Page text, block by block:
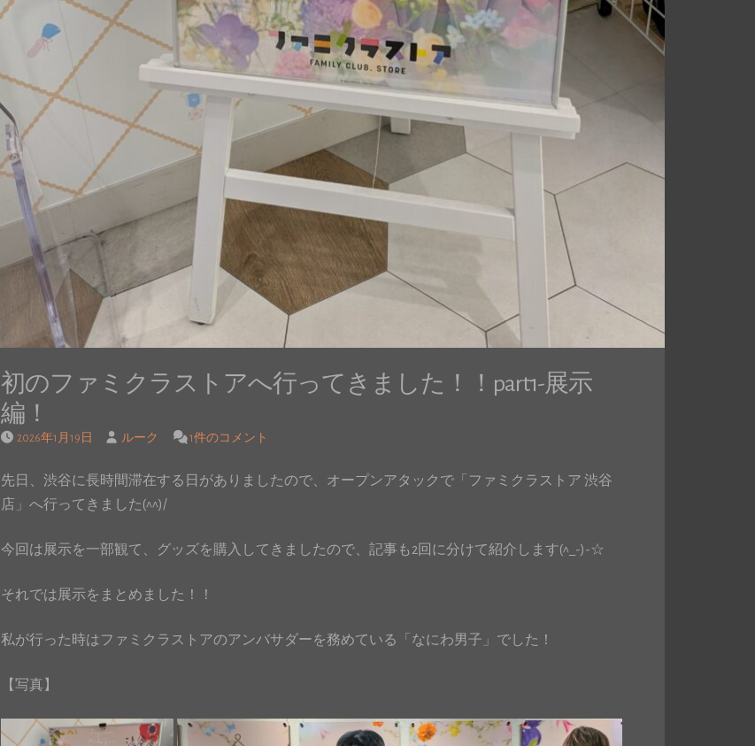
初のファミクラストアへ行ってきました！！part1-展示
編！
2026年1月19日 ルーク 1件のコメント
先日、渋谷に長時間滞在する日がありましたので、オープンアタックで「ファミクラストア 渋谷
店」へ行ってきました(^^)/
今回は展示を一部観て、グッズを購入してきましたので、記事も2回に分けて紹介します(^_-)-☆
それでは展示をまとめました！！
私が行った時はファミクラストアのアンバサダーを務めている「なにわ男子」でした！
【写真】